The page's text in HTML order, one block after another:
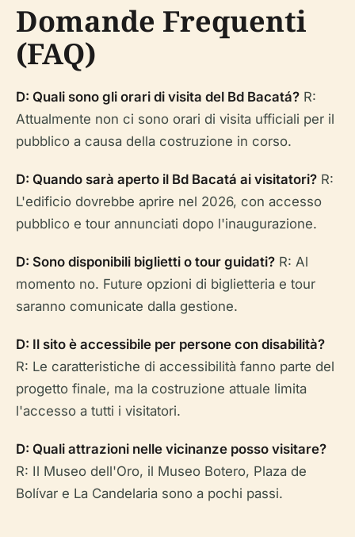
Domande Frequenti
(FAQ)
D: Quali sono gli orari di visita del Bd Bacatá? R:
Attualmente non ci sono orari di visita ufficiali per il
pubblico a causa della costruzione in corso.
D: Quando sarà aperto il Bd Bacatá ai visitatori? R:
L'edificio dovrebbe aprire nel 2026, con accesso
pubblico e tour annunciati dopo l'inaugurazione.
D: Sono disponibili biglietti o tour guidati? R: Al
momento no. Future opzioni di biglietteria e tour
saranno comunicate dalla gestione.
D: Il sito è accessibile per persone con disabilità?
R: Le caratteristiche di accessibilità fanno parte del
progetto finale, ma la costruzione attuale limita
l'accesso a tutti i visitatori.
D: Quali attrazioni nelle vicinanze posso visitare?
R: Il Museo dell'Oro, il Museo Botero, Plaza de
Bolívar e La Candelaria sono a pochi passi.